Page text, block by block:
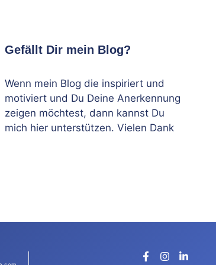
Gefällt Dir mein Blog?
Wenn mein Blog die inspiriert und
motiviert und Du Deine Anerkennung
zeigen möchtest, dann kannst Du
mich hier unterstützen. Vielen Dank